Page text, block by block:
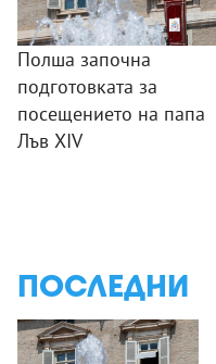
Полша започна
подготовката за
посещението на папа
Лъв XIV
ПОСЛЕДНИ